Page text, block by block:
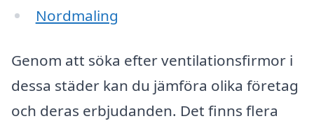
Nordmaling
Genom att söka efter ventilationsfirmor i
dessa städer kan du jämföra olika företag
och deras erbjudanden. Det finns flera